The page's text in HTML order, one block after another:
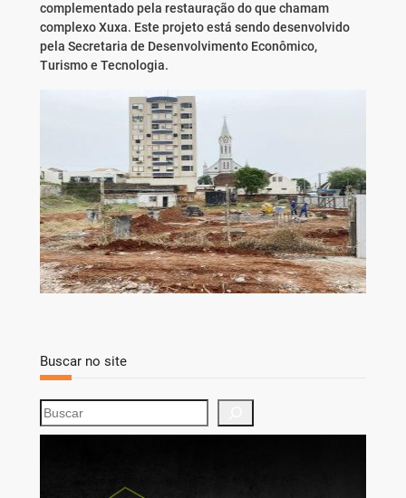
complementado pela restauração do que chamam
complexo Xuxa. Este projeto está sendo desenvolvido
pela Secretaria de Desenvolvimento Econômico,
Turismo e Tecnologia.
Buscar no site
S
e